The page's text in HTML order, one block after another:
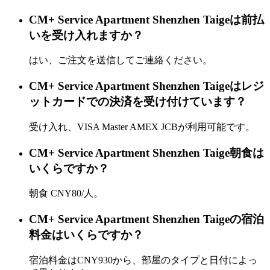
CM+ Service Apartment Shenzhen Taigeは前払
いを受け入れますか？
はい、ご注文を送信してご連絡ください。
CM+ Service Apartment Shenzhen Taigeはレジ
ットカードでの決済を受け付けています？
受け入れ、VISA Master AMEX JCBが利用可能です。
CM+ Service Apartment Shenzhen Taige朝食は
いくらですか？
朝食 CNY80/人。
CM+ Service Apartment Shenzhen Taigeの宿泊
料金はいくらですか？
宿泊料金はCNY930から、部屋のタイプと日付によっ